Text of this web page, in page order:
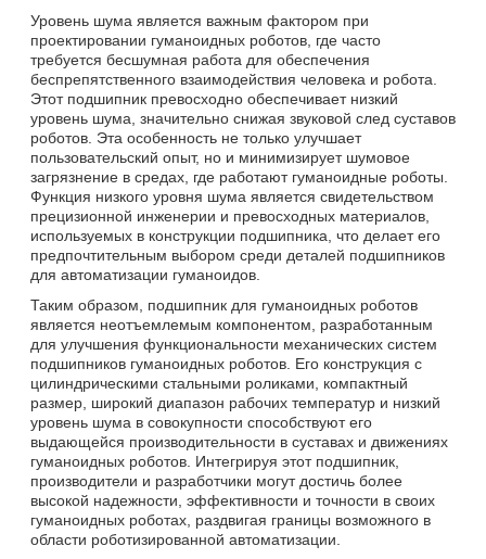
Уровень шума является важным фактором при
проектировании гуманоидных роботов, где часто
требуется бесшумная работа для обеспечения
беспрепятственного взаимодействия человека и робота.
Этот подшипник превосходно обеспечивает низкий
уровень шума, значительно снижая звуковой след суставов
роботов. Эта особенность не только улучшает
пользовательский опыт, но и минимизирует шумовое
загрязнение в средах, где работают гуманоидные роботы.
Функция низкого уровня шума является свидетельством
прецизионной инженерии и превосходных материалов,
используемых в конструкции подшипника, что делает его
предпочтительным выбором среди деталей подшипников
для автоматизации гуманоидов.
Таким образом, подшипник для гуманоидных роботов
является неотъемлемым компонентом, разработанным
для улучшения функциональности механических систем
подшипников гуманоидных роботов. Его конструкция с
цилиндрическими стальными роликами, компактный
размер, широкий диапазон рабочих температур и низкий
уровень шума в совокупности способствуют его
выдающейся производительности в суставах и движениях
гуманоидных роботов. Интегрируя этот подшипник,
производители и разработчики могут достичь более
высокой надежности, эффективности и точности в своих
гуманоидных роботах, раздвигая границы возможного в
области роботизированной автоматизации.